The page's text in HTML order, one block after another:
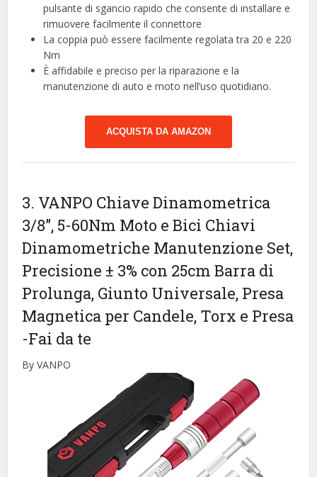
pulsante di sgancio rapido che consente di installare e
rimuovere facilmente il connettore
La coppia può essere facilmente regolata tra 20 e 220
Nm
È affidabile e preciso per la riparazione e la
manutenzione di auto e moto nell’uso quotidiano.
ACQUISTA DA AMAZON
3. VANPO Chiave Dinamometrica
3/8”, 5-60Nm Moto e Bici Chiavi
Dinamometriche Manutenzione Set,
Precisione ± 3% con 25cm Barra di
Prolunga, Giunto Universale, Presa
Magnetica per Candele, Torx e Presa
-Fai da te
By VANPO